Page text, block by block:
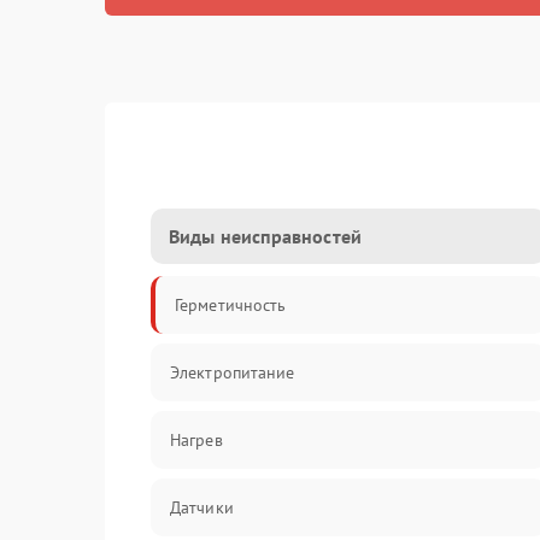
Виды неисправностей
Герметичность
Электропитание
Нагрев
Датчики